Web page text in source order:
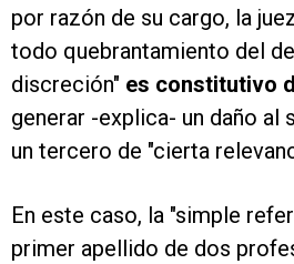
por razón de su cargo, la
todo quebrantamiento del
discreción" es constitutivo
generar -explica- un daño al
un tercero de "cierta
En este caso, la "simple
primer apellido de dos